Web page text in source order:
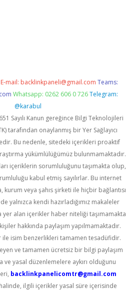
E-mail: backlinkpaneli@gmail.com Teams:
Whatsapp: 0262 606 0 726 Telegram:
@karabul
Sayılı Kanun gereğince Bilgi Teknolojileri
tarafından onaylanmış bir Yer Sağlayıcı
Bu nedenle, sitedeki içerikleri proaktif
yükümlülüğümüz bulunmamaktadır.
içeriklerin sorumluluğunu taşımakta olup,
kabul etmiş sayılırlar. Bu internet
veya şahıs şirketi ile hiçbir bağlantısı
yalnızca kendi hazırladığımız makaleler
yer alan içerikler haber niteliği taşımamakta
hakkında paylaşım yapılmamaktadır.
ile isim benzerlikleri tamamen tesadüfidir.
ve tamamen ücretsiz bir bilgi paylaşım
yasal düzenlemelere aykırı olduğunu
backlinkpanelicomtr@gmail.com
ilgili içerikler yasal süre içerisinde